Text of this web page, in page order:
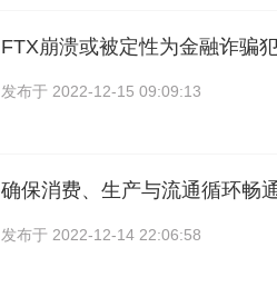
FTX崩溃或被定性为金融诈骗
发布于 2022-12-15 09:09:13
确保消费、生产与流通循环畅
发布于 2022-12-14 22:06:58